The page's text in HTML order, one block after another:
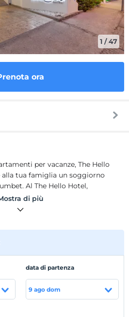
1 /47
ora
per vacanze, The Hello
alla tua famiglia un soggiorno
Al The Hello Hotel,
per garantire il comfort dei
tutte le loro esigenze.
Le nostre camere dispongono
TV LCD, aria condizionata,
Si trova nella città di
A 30 km dall'aeroporto di
di più
data di partenza
9 ago dom